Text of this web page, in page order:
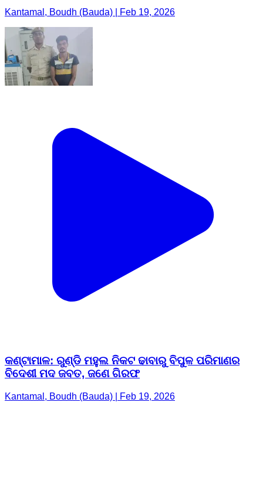
Kantamal, Boudh (Bauda) | Feb 19, 2026
କଣ୍ଟାମାଳ: ରୁଣ୍ଡି ମହୁଲ ନିକଟ ଢାବାରୁ ବିପୁଳ ପରିମାଣର
ବିଦେଶୀ ମଦ ଜବତ, ଜଣେ ଗିରଫ
Kantamal, Boudh (Bauda) | Feb 19, 2026